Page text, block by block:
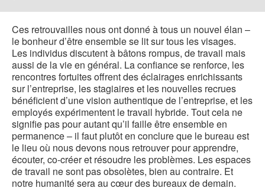
Ces retrouvailles nous ont donné à tous un nouvel élan –
le bonheur d’être ensemble se lit sur tous les visages.
Les individus discutent à bâtons rompus, de travail mais
aussi de la vie en général. La confiance se renforce, les
rencontres fortuites offrent des éclairages enrichissants
sur l’entreprise, les stagiaires et les nouvelles recrues
bénéficient d’une vision authentique de l’entreprise, et les
employés expérimentent le travail hybride. Tout cela ne
signifie pas pour autant qu’il faille être ensemble en
permanence – il faut plutôt en conclure que le bureau est
le lieu où nous devons nous retrouver pour apprendre,
écouter, co-créer et résoudre les problèmes. Les espaces
de travail ne sont pas obsolètes, bien au contraire. Et
notre humanité sera au cœur des bureaux de demain.